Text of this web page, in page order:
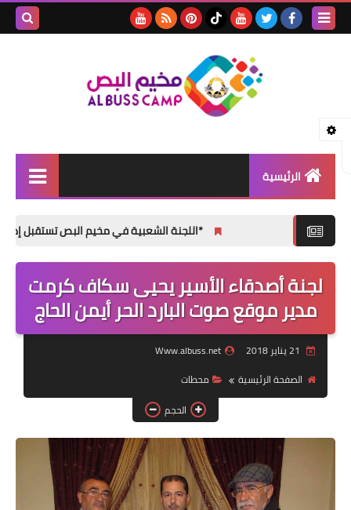
الرئيسية
تقارير
ثفافة و فنون
المناسبات الإجتماعية
*اللجنة الشعبية في مخيم البص تستقبل إدارة المعهد
لجنة أصدقاء الأسير يحيى سكاف كرمت
مدير موقع صوت البارد الحر أيمن الحاج
Www.albuss.net
الصفحة الرئيسية
محطات
الحجم